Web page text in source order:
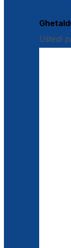
Uštedi